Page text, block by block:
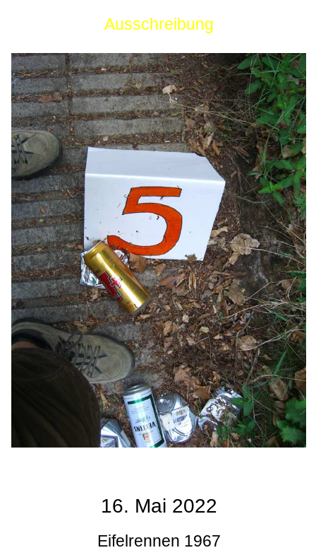
Ausschreibung
16. Mai 2022
Eifelrennen 1967